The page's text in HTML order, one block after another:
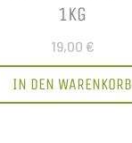
1KG
19,00 €
IN DEN WARENKORB